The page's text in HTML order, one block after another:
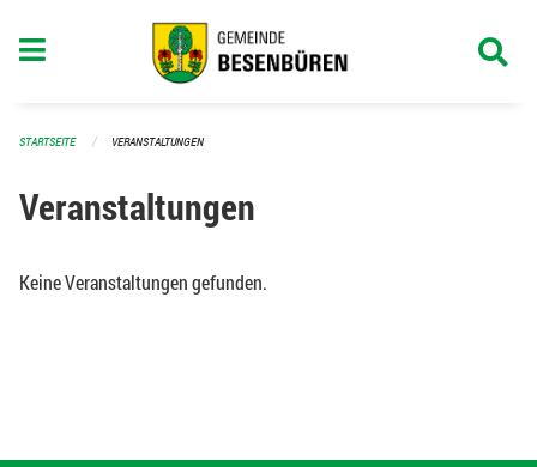
STARTSEITE VERANSTALTUNGEN
Veranstaltungen
Keine Veranstaltungen gefunden.